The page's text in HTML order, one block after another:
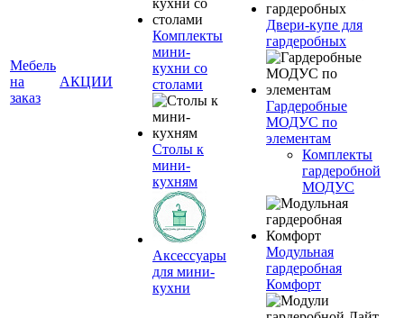
Мебель
на
заказ
АКЦИИ
Комплекты
мини-
кухни со
столами
Столы к
мини-
кухням
Аксессуары
для мини-
кухни
Двери-купе для
гардеробных
Гардеробные
МОДУС по
элементам
Комплекты
гардеробной
МОДУС
Модульная
гардеробная
Комфорт